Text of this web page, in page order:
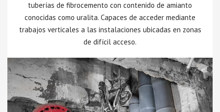
tuberías de fibrocemento con contenido de amianto
conocidas como uralita. Capaces de acceder mediante
trabajos verticales a las instalaciones ubicadas en zonas
de difícil acceso.